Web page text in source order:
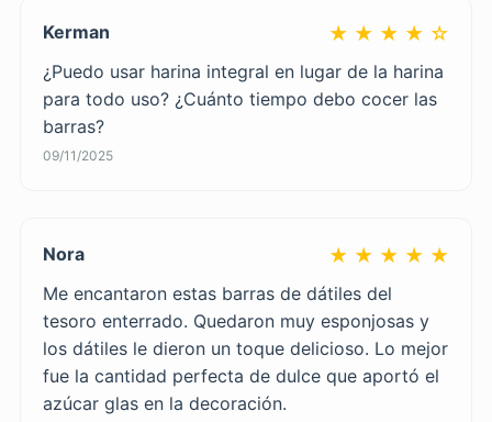
Kerman ★ ★ ★ ★ ☆
¿Puedo usar harina integral en lugar de la harina
para todo uso? ¿Cuánto tiempo debo cocer las
barras?
09/11/2025
Nora ★ ★ ★ ★ ★
Me encantaron estas barras de dátiles del
tesoro enterrado. Quedaron muy esponjosas y
los dátiles le dieron un toque delicioso. Lo mejor
fue la cantidad perfecta de dulce que aportó el
azúcar glas en la decoración.